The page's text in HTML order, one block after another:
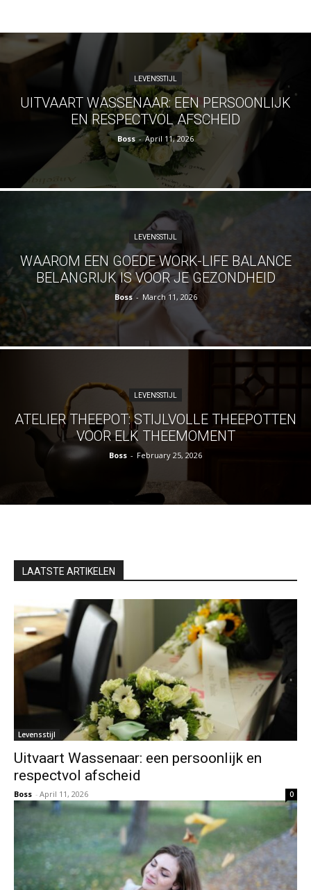
LEVENSSTIJL
UITVAART WASSENAAR: EEN PERSOONLIJK
EN RESPECTVOL AFSCHEID
Boss - April 11, 2026
LEVENSSTIJL
WAAROM EEN GOEDE WORK-LIFE BALANCE
BELANGRIJK IS VOOR JE GEZONDHEID
Boss - March 11, 2026
LEVENSSTIJL
ATELIER THEEPOT: STIJLVOLLE THEEPOTTEN
VOOR ELK THEEMOMENT
Boss - February 25, 2026
LAATSTE ARTIKELEN
Levensstijl
Uitvaart Wassenaar: een persoonlijk en
respectvol afscheid
Boss - April 11, 2026 0